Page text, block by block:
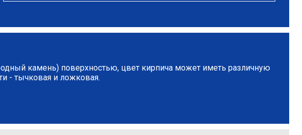
камень) поверхностью, цвет кирпича может иметь различную
- тычковая и ложковая.